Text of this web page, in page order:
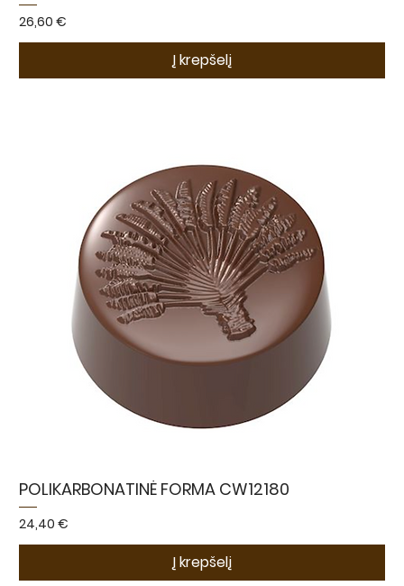
Kaina
26,60 €
Į krepšelį
POLIKARBONATINĖ FORMA CW12180
Kaina
24,40 €
Į krepšelį